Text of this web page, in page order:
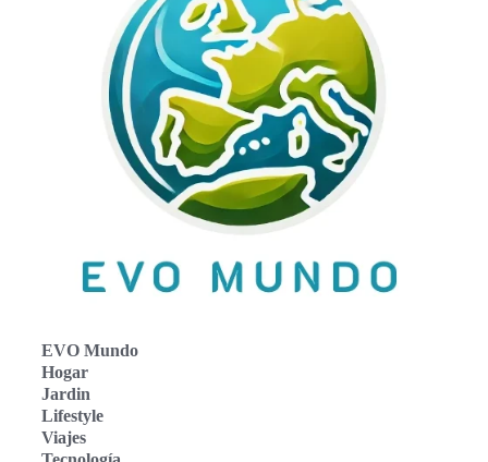
EVO Mundo
Hogar
Jardin
Lifestyle
Viajes